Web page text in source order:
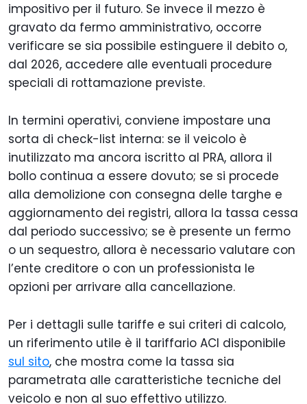
impositivo per il futuro. Se invece il mezzo è
gravato da fermo amministrativo, occorre
verificare se sia possibile estinguere il debito o,
dal 2026, accedere alle eventuali procedure
speciali di rottamazione previste.
In termini operativi, conviene impostare una
sorta di check-list interna: se il veicolo è
inutilizzato ma ancora iscritto al PRA, allora il
bollo continua a essere dovuto; se si procede
alla demolizione con consegna delle targhe e
aggiornamento dei registri, allora la tassa cessa
dal periodo successivo; se è presente un fermo
o un sequestro, allora è necessario valutare con
l’ente creditore o con un professionista le
opzioni per arrivare alla cancellazione.
Per i dettagli sulle tariffe e sui criteri di calcolo,
un riferimento utile è il tariffario ACI disponibile
sul sito, che mostra come la tassa sia
parametrata alle caratteristiche tecniche del
veicolo e non al suo effettivo utilizzo.